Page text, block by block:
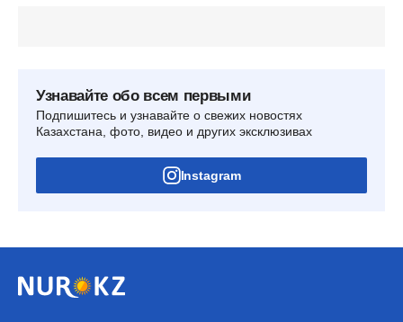
Узнавайте обо всем первыми
Подпишитесь и узнавайте о свежих новостях
Казахстана, фото, видео и других эксклюзивах
Instagram